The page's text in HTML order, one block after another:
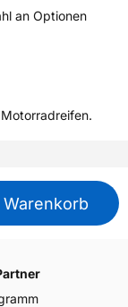
an Optionen